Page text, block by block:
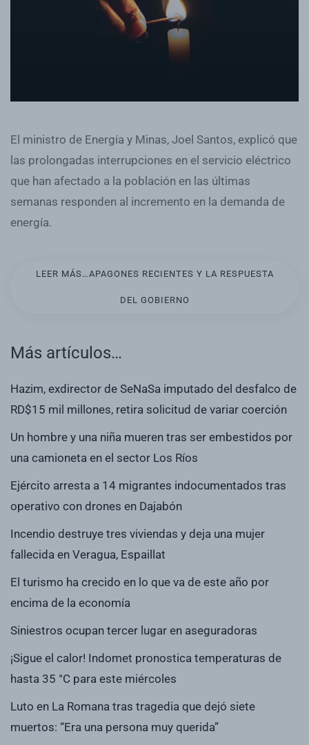
El ministro de Energía y Minas, Joel Santos, explicó que
las prolongadas interrupciones en el servicio eléctrico
que han afectado a la población en las últimas
semanas responden al incremento en la demanda de
energía.
LEER MÁS…APAGONES RECIENTES Y LA RESPUESTA
DEL GOBIERNO
Más artículos…
Hazim, exdirector de SeNaSa imputado del desfalco de
RD$15 mil millones, retira solicitud de variar coerción
Un hombre y una niña mueren tras ser embestidos por
una camioneta en el sector Los Ríos
Ejército arresta a 14 migrantes indocumentados tras
operativo con drones en Dajabón
Incendio destruye tres viviendas y deja una mujer
fallecida en Veragua, Espaillat
El turismo ha crecido en lo que va de este año por
encima de la economía
Siniestros ocupan tercer lugar en aseguradoras
¡Sigue el calor! Indomet pronostica temperaturas de
hasta 35 °C para este miércoles
Luto en La Romana tras tragedia que dejó siete
muertos: “Era una persona muy querida”